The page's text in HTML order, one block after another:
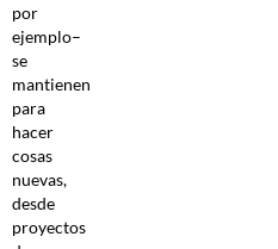
por
ejemplo–
se
mantienen
para
hacer
cosas
nuevas,
desde
proyectos